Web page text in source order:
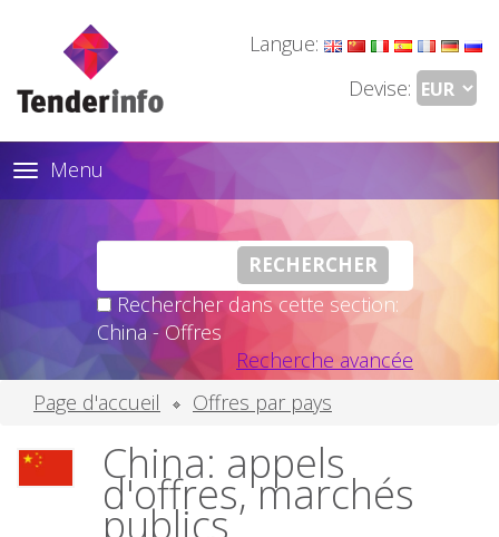
Langue:
Devise:
Toggle
navigation
Menu
Rechercher dans cette section:
China - Offres
Recherche avancée
Page d'accueil
Offres par pays
China: appels
d'offres, marchés
publics